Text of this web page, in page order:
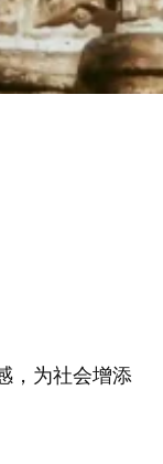
，为社会增添